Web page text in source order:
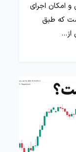
امکان اجرای
که طبق
از…